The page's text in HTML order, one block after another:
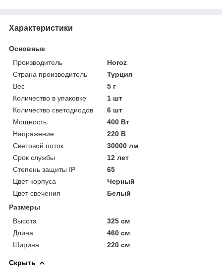
Характеристики
Основные
Производитель
Horoz
Страна производитель
Турция
Вес
5 г
Количество в упаковке
1 шт
Количество светодиодов
6 шт
Мощность
400 Вт
Напряжение
220 В
Световой поток
30000 лм
Срок службы
12 лет
Степень защиты IP
65
Цвет корпуса
Черный
Цвет свечения
Белый
Размеры
Высота
325 см
Длина
460 см
Ширина
220 см
Скрыть